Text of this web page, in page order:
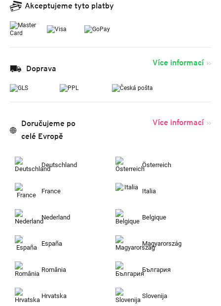
Akceptujeme tyto platby
Doprava
Více informací
Doručujeme po
celé Evropě
Více informací
Deutschland Österreich
France Italia
Nederland Belgique
España Magyarország
România България
Hrvatska Slovenija